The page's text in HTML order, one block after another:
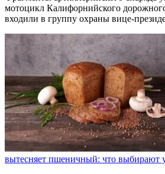
мотоцикл Калифорнийского
входили в группу охраны вице-
вытесняет пшеничный: что выбирают